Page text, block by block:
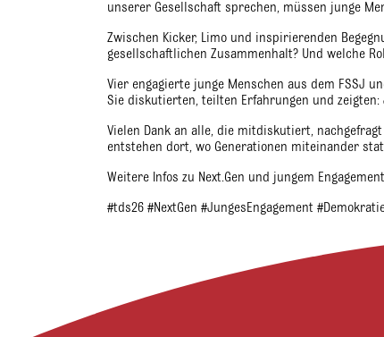
unserer Gesellschaft sprechen, müssen junge
Zwischen Kicker, Limo und inspirierenden
gesellschaftlichen Zusammenhalt? Und welche
Vier engagierte junge Menschen aus dem FSSJ
Sie diskutierten, teilten Erfahrungen und
Vielen Dank an alle, die mitdiskutiert,
entstehen dort, wo Generationen miteinander
Weitere Infos zu Next.Gen und jungem
#tds26 #NextGen #JungesEngagement